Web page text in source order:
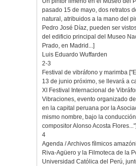
pasado 15 de mayo, dos retratos
natural, atribuidos a la mano del
Pedro José Díaz, pueden ser
del edificio principal del Museo
Prado, en Madrid...]
Luis Eduardo Wuffarden
2-3
Festival de vibráfono y marimba
13 de junio próximo, se llevará a
XI Festival Internacional de
Vibraciones, evento organizado
en la capital peruana por la
mismo nombre, bajo la
compositor Alonso Acosta Flores..."]
4
Agenda / Archivos fílmicos
Riva-Agüero y la Filmoteca de la
Universidad Católica del Perú,